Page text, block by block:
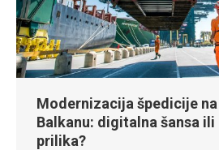
Modernizacija špedicije
Balkanu: digitalna šansa ili
prilika?